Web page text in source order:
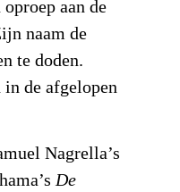
aan de
naam de
te doden.
de afgelopen
Nagrella’s
De